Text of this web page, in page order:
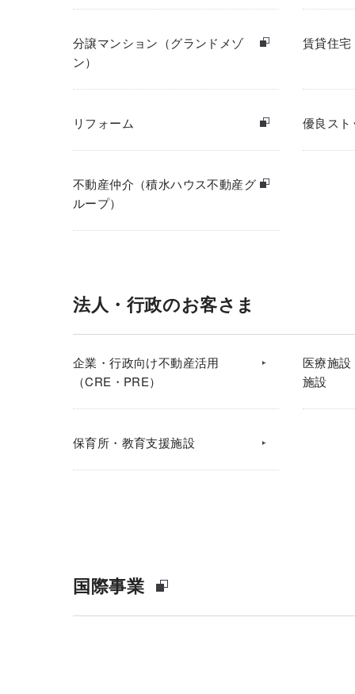
分譲マンション（グランドメゾ
ン）
賃貸住
リフォーム 優良ス
不動産仲介（積水ハウス不動産グ
ループ）
法人・行政のお客さま
企業・行政向け不動産活用
（CRE・PRE）
医療施
施設
保育所・教育支援施設
国際事業